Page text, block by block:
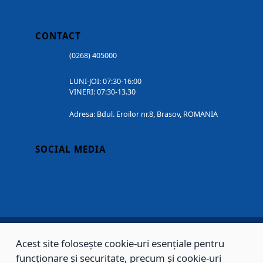
CONTACT
(0268) 405000
LUNI-JOI: 07:30-16:00
VINERI: 07:30-13.30
Adresa: Bdul. Eroilor nr.8, Brasov, ROMANIA
SOCIAL MEDIA
Copyright © 2002 - 2026 - PRIMĂRIA MUNICIPIULUI BRAȘOV, toate drepturile
Acest site folosește cookie-uri esențiale pentru
funcționare și securitate, precum și cookie-uri